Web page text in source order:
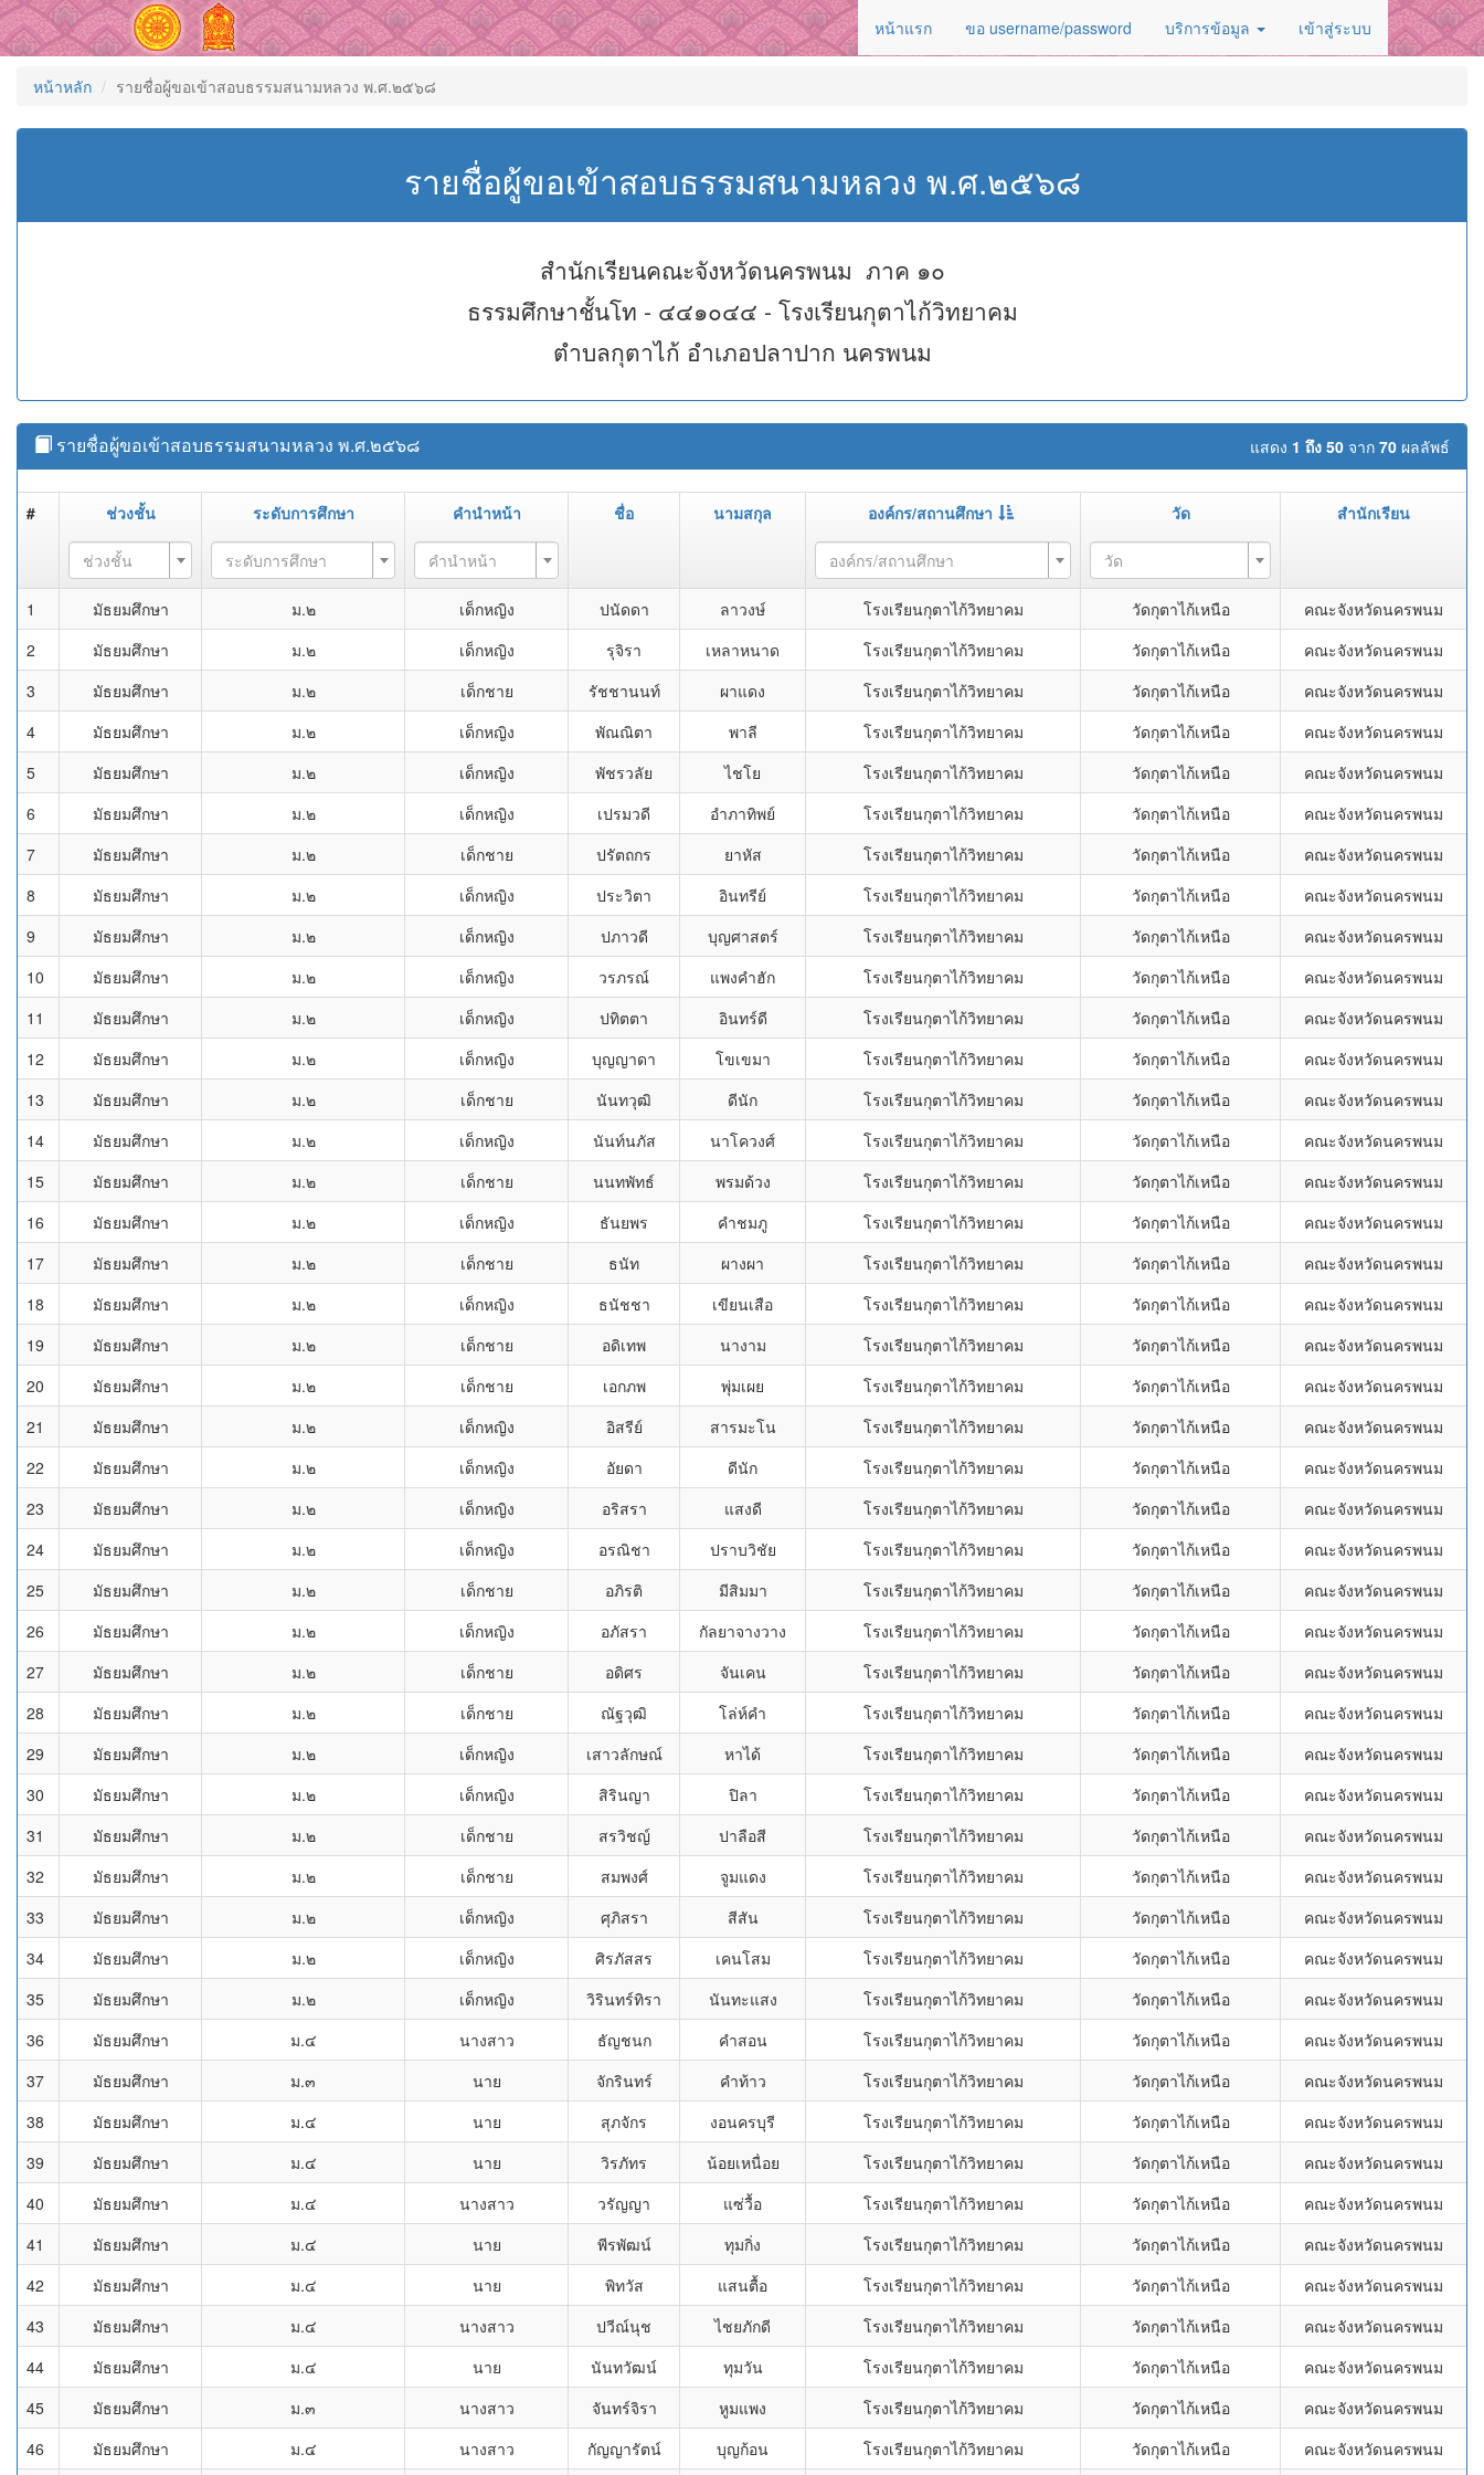
หน้าแรก ขอ username/password บริการข้อมูล เข้าสู่ระบบ
หน้าหลัก รายชื่อผู้ขอเข้าสอบธรรมสนามหลวง พ.ศ.๒๕๖๘
รายชื่อผู้ขอเข้าสอบธรรมสนามหลวง พ.ศ.๒๕๖๘
สำนักเรียนคณะจังหวัดนครพนม ภาค ๑๐
ธรรมศึกษาชั้นโท - ๔๔๑๐๔๔ - โรงเรียนกุตาไก้วิทยาคม
ตำบลกุตาไก้ อำเภอปลาปาก นครพนม
แสดง 1 ถึง 50 จาก 70 ผลลัพธ์
รายชื่อผู้ขอเข้าสอบธรรมสนามหลวง พ.ศ.๒๕๖๘
# ช่วงชั้น ระดับการศึกษา คำนำหน้า ชื่อ นามสกุล องค์กร/สถานศึกษา วัด สำนักเรียน
ช่วงชั้น ระดับการศึกษา คำนำหน้า องค์กร/สถานศึกษา วัด
1 มัธยมศึกษา ม.๒ เด็กหญิง ปนัดดา ลาวงษ์ โรงเรียนกุตาไก้วิทยาคม วัดกุตาไก้เหนือ
คณะจังหวัดนครพนม
2
มัธยมศึกษา ม.๒ เด็กหญิง รุจิรา เหลาหนาด โรงเรียนกุตาไก้วิทยาคม วัดกุตาไก้เหนือ
คณะจังหวัดนครพนม
3
มัธยมศึกษา ม.๒ เด็กชาย รัชชานนท์ ผาแดง โรงเรียนกุตาไก้วิทยาคม วัดกุตาไก้เหนือ
คณะจังหวัดนครพนม
4
มัธยมศึกษา ม.๒ เด็กหญิง พัณณิตา พาลี โรงเรียนกุตาไก้วิทยาคม วัดกุตาไก้เหนือ
คณะจังหวัดนครพนม
5
มัธยมศึกษา ม.๒ เด็กหญิง พัชรวลัย ไชโย โรงเรียนกุตาไก้วิทยาคม วัดกุตาไก้เหนือ
คณะจังหวัดนครพนม
6
มัธยมศึกษา ม.๒ เด็กหญิง เปรมวดี อำภาทิพย์ โรงเรียนกุตาไก้วิทยาคม วัดกุตาไก้เหนือ
คณะจังหวัดนครพนม
7
มัธยมศึกษา ม.๒ เด็กชาย ปรัตถกร ยาหัส โรงเรียนกุตาไก้วิทยาคม วัดกุตาไก้เหนือ
คณะจังหวัดนครพนม
8
มัธยมศึกษา ม.๒ เด็กหญิง ประวิตา อินทรีย์ โรงเรียนกุตาไก้วิทยาคม วัดกุตาไก้เหนือ
คณะจังหวัดนครพนม
9
มัธยมศึกษา ม.๒ เด็กหญิง ปภาวดี บุญศาสตร์ โรงเรียนกุตาไก้วิทยาคม วัดกุตาไก้เหนือ
คณะจังหวัดนครพนม
10
มัธยมศึกษา ม.๒ เด็กหญิง วรภรณ์ แพงคำฮัก โรงเรียนกุตาไก้วิทยาคม วัดกุตาไก้เหนือ
คณะจังหวัดนครพนม
11
มัธยมศึกษา ม.๒ เด็กหญิง ปทิตตา อินทร์ดี โรงเรียนกุตาไก้วิทยาคม วัดกุตาไก้เหนือ
คณะจังหวัดนครพนม
12
มัธยมศึกษา ม.๒ เด็กหญิง บุญญาดา โขเขมา โรงเรียนกุตาไก้วิทยาคม วัดกุตาไก้เหนือ
คณะจังหวัดนครพนม
13
มัธยมศึกษา ม.๒ เด็กชาย นันทวุฒิ ดีนัก โรงเรียนกุตาไก้วิทยาคม วัดกุตาไก้เหนือ
คณะจังหวัดนครพนม
14
มัธยมศึกษา ม.๒ เด็กหญิง นันท์นภัส นาโควงศ์ โรงเรียนกุตาไก้วิทยาคม วัดกุตาไก้เหนือ
คณะจังหวัดนครพนม
15
มัธยมศึกษา ม.๒ เด็กชาย นนทพัทธ์ พรมด้วง โรงเรียนกุตาไก้วิทยาคม วัดกุตาไก้เหนือ
คณะจังหวัดนครพนม
16
มัธยมศึกษา ม.๒ เด็กหญิง ธันยพร คำชมภู โรงเรียนกุตาไก้วิทยาคม วัดกุตาไก้เหนือ
คณะจังหวัดนครพนม
17
มัธยมศึกษา ม.๒ เด็กชาย ธนัท ผางผา โรงเรียนกุตาไก้วิทยาคม วัดกุตาไก้เหนือ
คณะจังหวัดนครพนม
18
มัธยมศึกษา ม.๒ เด็กหญิง ธนัชชา เขียนเสือ โรงเรียนกุตาไก้วิทยาคม วัดกุตาไก้เหนือ
คณะจังหวัดนครพนม
19
มัธยมศึกษา ม.๒ เด็กชาย อดิเทพ นางาม โรงเรียนกุตาไก้วิทยาคม วัดกุตาไก้เหนือ
คณะจังหวัดนครพนม
20
มัธยมศึกษา ม.๒ เด็กชาย เอกภพ พุ่มเผย โรงเรียนกุตาไก้วิทยาคม วัดกุตาไก้เหนือ
คณะจังหวัดนครพนม
21
มัธยมศึกษา ม.๒ เด็กหญิง อิสรีย์ สารมะโน โรงเรียนกุตาไก้วิทยาคม วัดกุตาไก้เหนือ
คณะจังหวัดนครพนม
22
มัธยมศึกษา ม.๒ เด็กหญิง อัยดา ดีนัก โรงเรียนกุตาไก้วิทยาคม วัดกุตาไก้เหนือ
คณะจังหวัดนครพนม
23
มัธยมศึกษา ม.๒ เด็กหญิง อริสรา แสงดี โรงเรียนกุตาไก้วิทยาคม วัดกุตาไก้เหนือ
คณะจังหวัดนครพนม
24
มัธยมศึกษา ม.๒ เด็กหญิง อรณิชา ปราบวิชัย โรงเรียนกุตาไก้วิทยาคม วัดกุตาไก้เหนือ
คณะจังหวัดนครพนม
25
มัธยมศึกษา ม.๒ เด็กชาย อภิรติ มีสิมมา โรงเรียนกุตาไก้วิทยาคม วัดกุตาไก้เหนือ
คณะจังหวัดนครพนม
26
มัธยมศึกษา ม.๒ เด็กหญิง อภัสรา กัลยาจางวาง โรงเรียนกุตาไก้วิทยาคม วัดกุตาไก้เหนือ
คณะจังหวัดนครพนม
27
มัธยมศึกษา ม.๒ เด็กชาย อดิศร จันเคน โรงเรียนกุตาไก้วิทยาคม วัดกุตาไก้เหนือ
คณะจังหวัดนครพนม
28
มัธยมศึกษา ม.๒ เด็กชาย ณัฐวุฒิ โล่ห์คำ โรงเรียนกุตาไก้วิทยาคม วัดกุตาไก้เหนือ
คณะจังหวัดนครพนม
29
มัธยมศึกษา ม.๒ เด็กหญิง เสาวลักษณ์ หาได้ โรงเรียนกุตาไก้วิทยาคม วัดกุตาไก้เหนือ
คณะจังหวัดนครพนม
30
มัธยมศึกษา ม.๒ เด็กหญิง สิรินญา ปิลา โรงเรียนกุตาไก้วิทยาคม วัดกุตาไก้เหนือ
คณะจังหวัดนครพนม
31
มัธยมศึกษา ม.๒ เด็กชาย สรวิชญ์ ปาลือสี โรงเรียนกุตาไก้วิทยาคม วัดกุตาไก้เหนือ
คณะจังหวัดนครพนม
32
มัธยมศึกษา ม.๒ เด็กชาย สมพงศ์ จูมแดง โรงเรียนกุตาไก้วิทยาคม วัดกุตาไก้เหนือ
คณะจังหวัดนครพนม
33
มัธยมศึกษา ม.๒ เด็กหญิง ศุภิสรา สีสัน โรงเรียนกุตาไก้วิทยาคม วัดกุตาไก้เหนือ
คณะจังหวัดนครพนม
34
มัธยมศึกษา ม.๒ เด็กหญิง ศิรภัสสร เคนโสม โรงเรียนกุตาไก้วิทยาคม วัดกุตาไก้เหนือ
คณะจังหวัดนครพนม
35
มัธยมศึกษา ม.๒ เด็กหญิง วิรินทร์ทิรา นันทะแสง โรงเรียนกุตาไก้วิทยาคม วัดกุตาไก้เหนือ
คณะจังหวัดนครพนม
36
มัธยมศึกษา ม.๔ นางสาว ธัญชนก คำสอน โรงเรียนกุตาไก้วิทยาคม วัดกุตาไก้เหนือ
คณะจังหวัดนครพนม
37
มัธยมศึกษา ม.๓ นาย จักรินทร์ คำท้าว โรงเรียนกุตาไก้วิทยาคม วัดกุตาไก้เหนือ
คณะจังหวัดนครพนม
38
มัธยมศึกษา ม.๔ นาย สุภจักร งอนครบุรี โรงเรียนกุตาไก้วิทยาคม วัดกุตาไก้เหนือ
คณะจังหวัดนครพนม
39
มัธยมศึกษา ม.๔ นาย วิรภัทร น้อยเหนื่อย โรงเรียนกุตาไก้วิทยาคม วัดกุตาไก้เหนือ
คณะจังหวัดนครพนม
40
มัธยมศึกษา ม.๔ นางสาว วรัญญา แซ่วื้อ โรงเรียนกุตาไก้วิทยาคม วัดกุตาไก้เหนือ
คณะจังหวัดนครพนม
41
มัธยมศึกษา ม.๔ นาย พีรพัฒน์ ทุมกิ่ง โรงเรียนกุตาไก้วิทยาคม วัดกุตาไก้เหนือ
คณะจังหวัดนครพนม
42
มัธยมศึกษา ม.๔ นาย พิทวัส แสนตื้อ โรงเรียนกุตาไก้วิทยาคม วัดกุตาไก้เหนือ
คณะจังหวัดนครพนม
43
มัธยมศึกษา ม.๔ นางสาว ปวีณ์นุช ไชยภักดี โรงเรียนกุตาไก้วิทยาคม วัดกุตาไก้เหนือ
คณะจังหวัดนครพนม
44
มัธยมศึกษา ม.๔ นาย นันทวัฒน์ ทุมวัน โรงเรียนกุตาไก้วิทยาคม วัดกุตาไก้เหนือ
คณะจังหวัดนครพนม
45
มัธยมศึกษา ม.๓ นางสาว จันทร์จิรา หูมแพง โรงเรียนกุตาไก้วิทยาคม วัดกุตาไก้เหนือ
คณะจังหวัดนครพนม
46
มัธยมศึกษา ม.๔ นางสาว กัญญารัตน์ บุญก้อน โรงเรียนกุตาไก้วิทยาคม วัดกุตาไก้เหนือ คณะจังหวัดนครพนม